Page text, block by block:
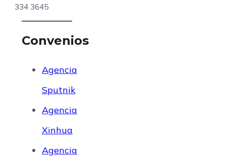
334 3645
Convenios
Agencia
Sputnik
Agencia
Xinhua
Agencia